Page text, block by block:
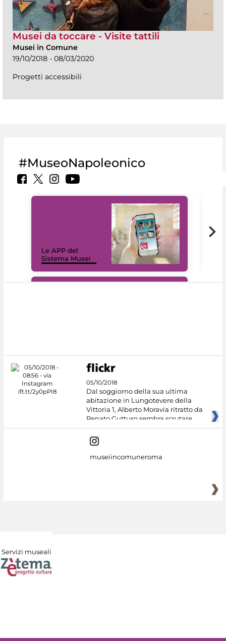
Musei da toccare - Visite tattili
Musei in Comune
19/10/2018 - 08/03/2020
Progetti accessibili
#MuseoNapoleonico
Le APP del
Sistema Musei
05/10/2018
Dal soggiorno della sua ultima
abitazione in Lungotevere della
Vittoria 1, Alberto Moravia ritratto da
Renato Guttuso sembra scrutare
museiincomuneroma
Servizi museali